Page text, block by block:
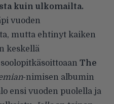
kuin ulkomailta.
vuoden
mutta ehtinyt kaiken
keskellä
The
-nimisen albumin
ensi vuoden puolella ja